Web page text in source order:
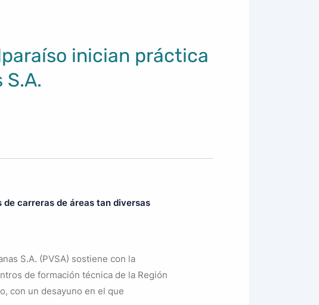
inician práctica
carreras de áreas tan diversas
S.A. (PVSA) sostiene con la
de formación técnica de la Región
con un desayuno en el que